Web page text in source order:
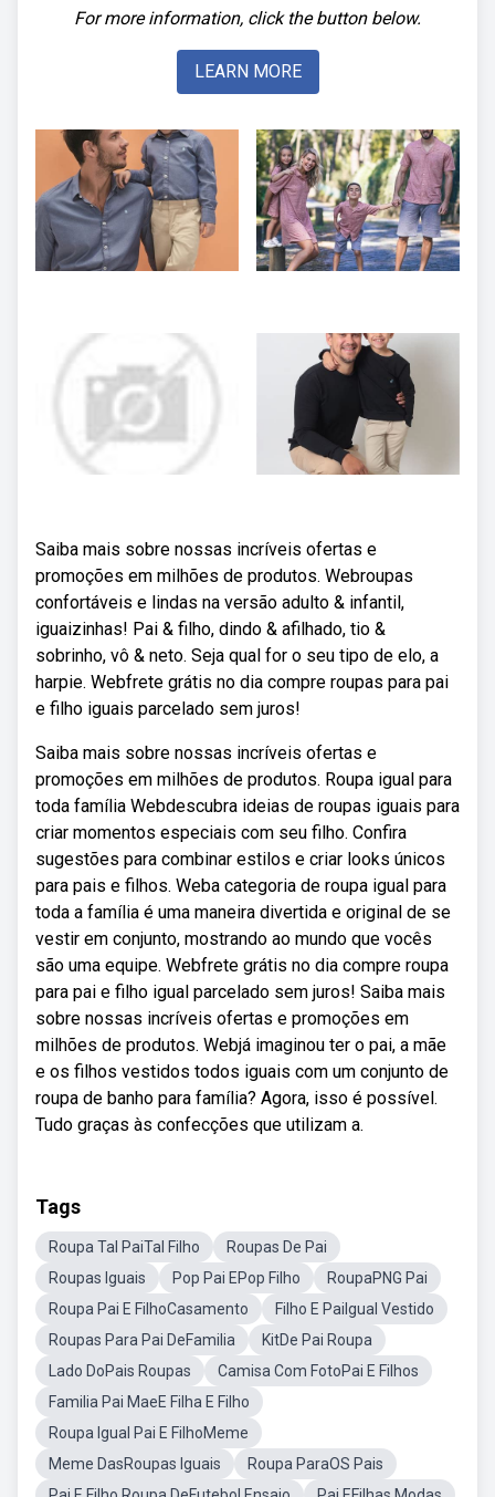
For more information, click the button below.
LEARN MORE
Saiba mais sobre nossas incríveis ofertas e
promoções em milhões de produtos. Webroupas
confortáveis e lindas na versão adulto & infantil,
iguaizinhas! Pai & filho, dindo & afilhado, tio &
sobrinho, vô & neto. Seja qual for o seu tipo de elo, a
harpie. Webfrete grátis no dia compre roupas para pai
e filho iguais parcelado sem juros!
Saiba mais sobre nossas incríveis ofertas e
promoções em milhões de produtos. Roupa igual para
toda família Webdescubra ideias de roupas iguais para
criar momentos especiais com seu filho. Confira
sugestões para combinar estilos e criar looks únicos
para pais e filhos. Weba categoria de roupa igual para
toda a família é uma maneira divertida e original de se
vestir em conjunto, mostrando ao mundo que vocês
são uma equipe. Webfrete grátis no dia compre roupa
para pai e filho igual parcelado sem juros! Saiba mais
sobre nossas incríveis ofertas e promoções em
milhões de produtos. Webjá imaginou ter o pai, a mãe
e os filhos vestidos todos iguais com um conjunto de
roupa de banho para família? Agora, isso é possível.
Tudo graças às confecções que utilizam a.
Tags
Roupa Tal PaiTal Filho
Roupas De Pai
Roupas Iguais
Pop Pai EPop Filho
RoupaPNG Pai
Roupa Pai E FilhoCasamento
Filho E PaiIgual Vestido
Roupas Para Pai DeFamilia
KitDe Pai Roupa
Lado DoPais Roupas
Camisa Com FotoPai E Filhos
Familia Pai MaeE Filha E Filho
Roupa Igual Pai E FilhoMeme
Meme DasRoupas Iguais
Roupa ParaOS Pais